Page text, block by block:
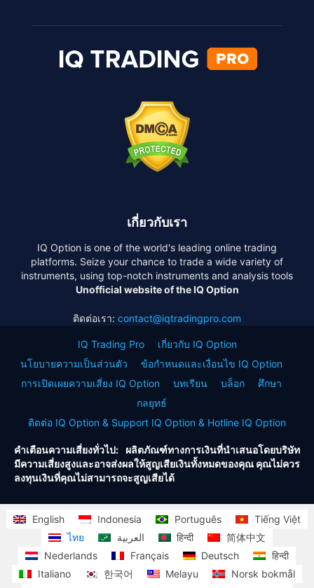
เกี่ยวกับเรา
IQ Option is one of the world's leading online trading
platforms. Seize your chance to trade a wide variety of
instruments, using top-notch instruments and analysis tools
Unofficial website of the IQ Option
ติดต่อเรา: contact@iqtradingpro.com
IQ Trading Pro
เกี่ยวกับ IQ Option
นโยบายความเป็นส่วนตัว
ข้อกำหนดและเงื่อนไข IQ Option
การเปิดเผยความเสี่ยง IQ Option
บทเรียน บล็อก
ศึกษา
กลยุทธ์
ติดต่อ IQ Option & Support IQ Option & Hotline IQ Option
คำเตือนความเสี่ยงทั่วไป: ผลิตภัณฑ์ทางการเงินที่นำเสนอโดยบริษัท
มีความเสี่ยงสูงและอาจส่งผลให้สูญเสียเงินทั้งหมดของคุณ คุณไม่ควร
ลงทุนเงินที่คุณไม่สามารถจะสูญเสียได้
English Indonesia Português
Tiếng Việt
ไทย
العربية हिन्दी
简体中文
Nederlands
Français Deutsch
हिन्दी
Italiano
한국어 Melayu
Norsk bokmål